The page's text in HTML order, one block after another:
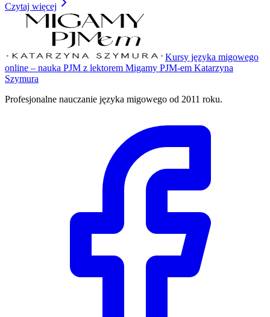
Czytaj więcej
Kursy języka migowego
online – nauka PJM z lektorem Migamy PJM-em Katarzyna
Szymura
Profesjonalne nauczanie języka migowego od 2011 roku.